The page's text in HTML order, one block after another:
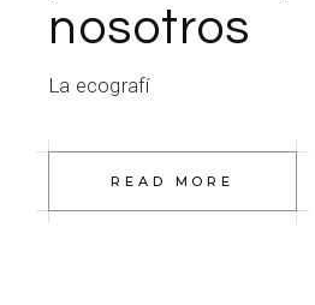
nosotros
La ecografí
READ MORE